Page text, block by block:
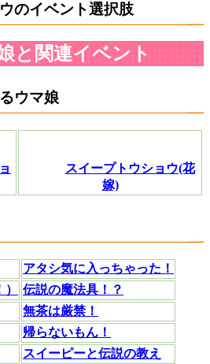
のイベント選択肢
と関連イベント
ウマ娘
スイープトウショウ(花
嫁)
アタシ気に入っちゃった！
伝説の魔法具！？
無茶は厳禁！
帰らないもん！
スイーピーと伝説の教え